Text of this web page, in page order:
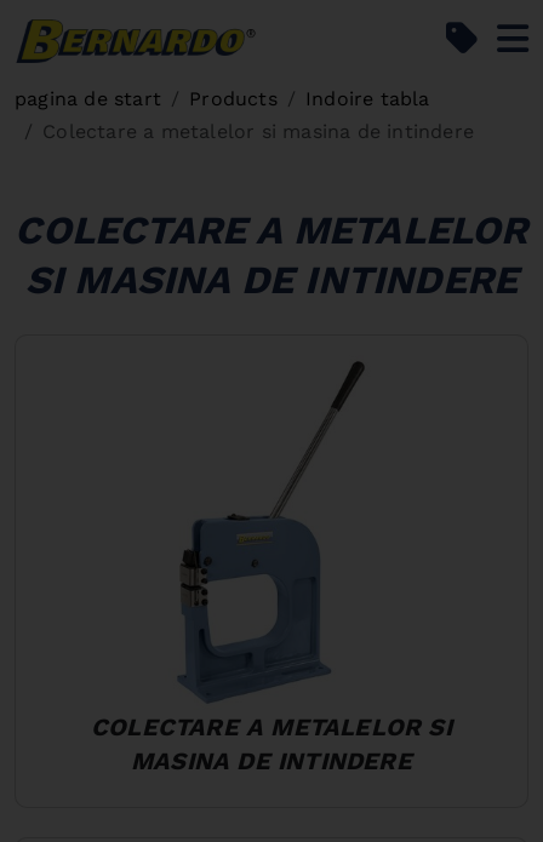
pagina de start Products
Indoire tabla
Colectare a metalelor si masina de intindere
COLECTARE A METALELOR
SI MASINA DE INTINDERE
COLECTARE A METALELOR SI
MASINA DE INTINDERE